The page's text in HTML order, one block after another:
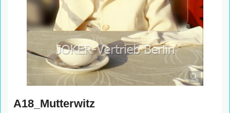
A18_Mutterwitz